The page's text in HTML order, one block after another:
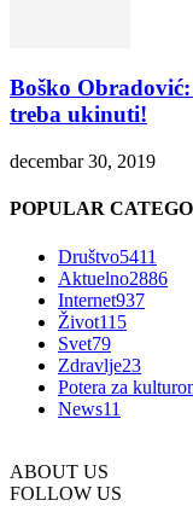
Boško
treba ukinuti!
decembar 30, 2019
POPULAR
Društvo5411
Aktuelno2886
Internet937
Život115
Svet79
Zdravlje23
Potera za
News11
ABOUT US
FOLLOW US